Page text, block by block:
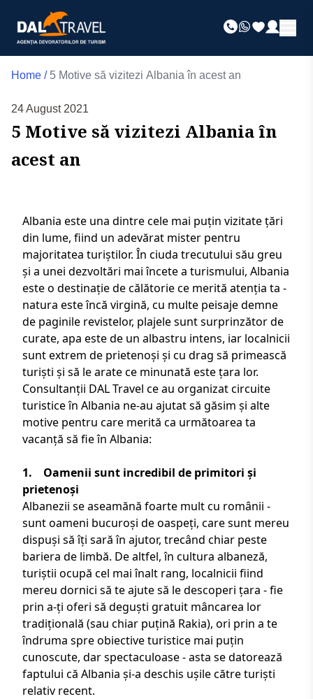
Home / 5 Motive să vizitezi Albania în acest an
24 August 2021
5 Motive să vizitezi Albania în
acest an
Albania este una dintre cele mai puțin vizitate țări
din lume, fiind un adevărat mister pentru
majoritatea turiștilor. În ciuda trecutului său greu
și a unei dezvoltări mai încete a turismului, Albania
este o destinație de călătorie ce merită atenția ta -
natura este încă virgină, cu multe peisaje demne
de paginile revistelor, plajele sunt surprinzător de
curate, apa este de un albastru intens, iar localnicii
sunt extrem de prietenoși și cu drag să primească
turiști și să le arate ce minunată este țara lor.
Consultanții DAL Travel ce au organizatcircuite
turistice în Albania ne-au ajutat să găsim și alte
motive pentru care merită ca următoarea ta
vacanță să fie în Albania:
1. Oamenii sunt incredibil de primitori și
prietenoși
Albanezii se aseamănă foarte mult cu românii -
sunt oameni bucuroși de oaspeți, care sunt mereu
dispuși să îți sară în ajutor, trecând chiar peste
bariera de limbă. De altfel, în cultura albaneză,
turiștii ocupă cel mai înalt rang, localnicii fiind
mereu dornici să te ajute să le descoperi țara - fie
prin a-ți oferi să deguști gratuit mâncarea lor
tradițională (sau chiar puțină Rakia), ori prin a te
îndruma spre obiective turistice mai puțin
cunoscute, dar spectaculoase - asta se datorează
faptului că Albania și-a deschis ușile către turiști
relativ recent.